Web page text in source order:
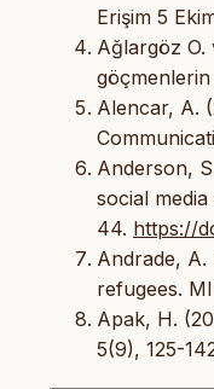
Erişim 5
Ağlargöz O.
göçmenlerin
Alencar, A.
Anderson,
social
44. https://
Andrade,
refugees.
Apak, H.
5(9), 125-